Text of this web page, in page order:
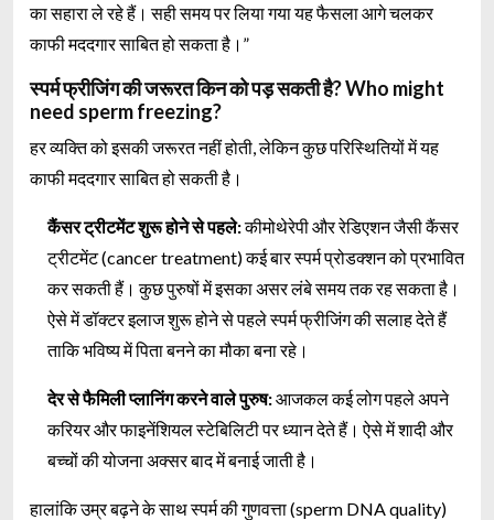
का सहारा ले रहे हैं। सही समय पर लिया गया यह फैसला आगे चलकर
काफी मददगार साबित हो सकता है।”
स्पर्म फ्रीजिंग की जरूरत किन को पड़ सकती है? Who might
need sperm freezing?
हर व्यक्ति को इसकी जरूरत नहीं होती, लेकिन कुछ परिस्थितियों में यह
काफी मददगार साबित हो सकती है।
कैंसर ट्रीटमेंट शुरू होने से पहले:कीमोथेरेपी और रेडिएशन जैसी कैंसर
ट्रीटमेंट (cancer treatment) कई बार स्पर्म प्रोडक्शन को प्रभावित
कर सकती हैं। कुछ पुरुषों में इसका असर लंबे समय तक रह सकता है।
ऐसे में डॉक्टर इलाज शुरू होने से पहले स्पर्म फ्रीजिंग की सलाह देते हैं
ताकि भविष्य में पिता बनने का मौका बना रहे।
देर से फैमिली प्लानिंग करने वाले पुरुष:आजकल कई लोग पहले अपने
करियर और फाइनेंशियल स्टेबिलिटी पर ध्यान देते हैं। ऐसे में शादी और
बच्चों की योजना अक्सर बाद में बनाई जाती है।
हालांकि उम्र बढ़ने के साथ स्पर्म की गुणवत्ता (sperm DNA quality)